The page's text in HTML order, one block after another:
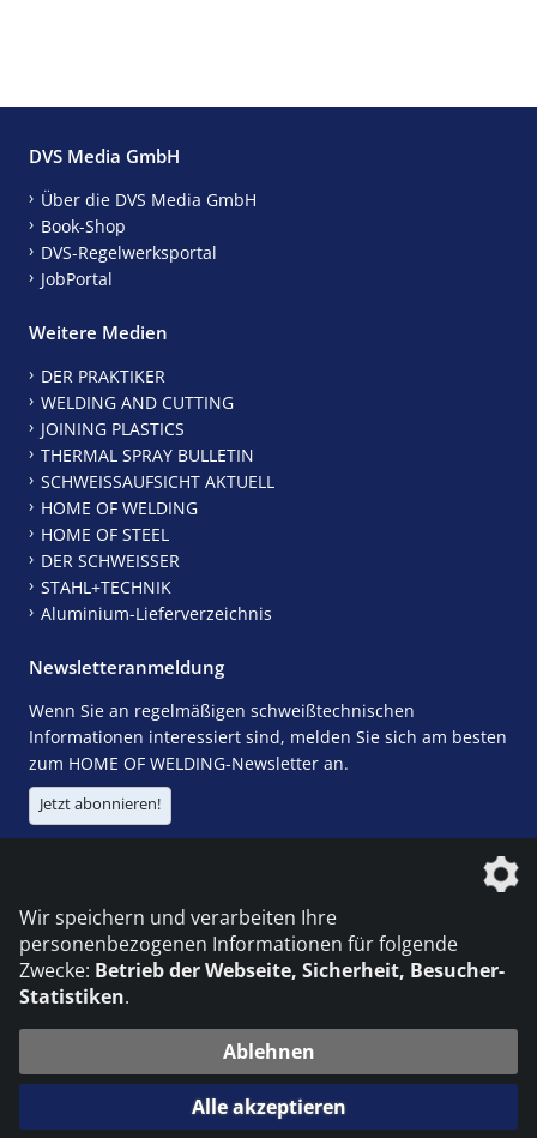
DVS Media GmbH
Über die DVS Media GmbH
Book-Shop
DVS-Regelwerksportal
JobPortal
Weitere Medien
DER PRAKTIKER
WELDING AND CUTTING
JOINING PLASTICS
THERMAL SPRAY BULLETIN
SCHWEISSAUFSICHT AKTUELL
HOME OF WELDING
HOME OF STEEL
DER SCHWEISSER
STAHL+TECHNIK
Aluminium-Lieferverzeichnis
Newsletteranmeldung
Wenn Sie an regelmäßigen schweißtechnischen
Informationen interessiert sind, melden Sie sich am besten
zum HOME OF WELDING-Newsletter an.
Jetzt abonnieren!
Die DVS Media GmbH ist ein Unternehmen der
© 2026 DVS Media GmbH
Datenschutzeinstellungen
Wir speichern und verarbeiten Ihre
personenbezogenen Informationen für folgende
Zwecke: Betrieb der Webseite, Sicherheit, Besucher-
Statistiken.
Ablehnen
Alle akzeptieren